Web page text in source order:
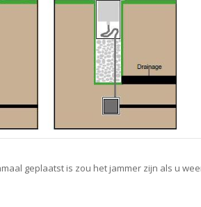
geplaatst is zou het jammer zijn als u